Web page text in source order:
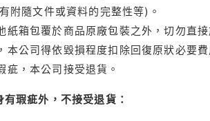
附隨文件或資料的完整性等)。
箱包覆於商品原廠包裝之外，切勿直
公司得依毀損程度扣除回復原狀必要
，本公司接受退貨。
瑕疵外，不接受退貨：